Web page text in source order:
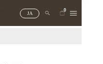
JA
0